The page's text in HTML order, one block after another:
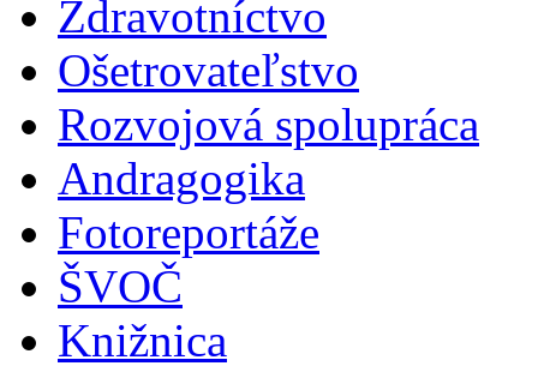
Zdravotníctvo
Ošetrovateľstvo
Rozvojová spolupráca
Andragogika
Fotoreportáže
ŠVOČ
Knižnica